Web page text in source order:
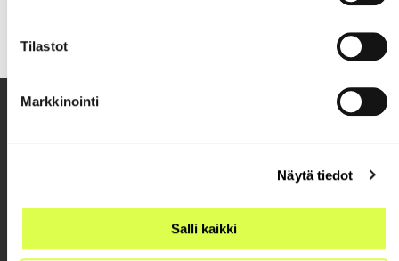
Tilastot
Markkinointi
Näytä tiedot
Salli kaikki